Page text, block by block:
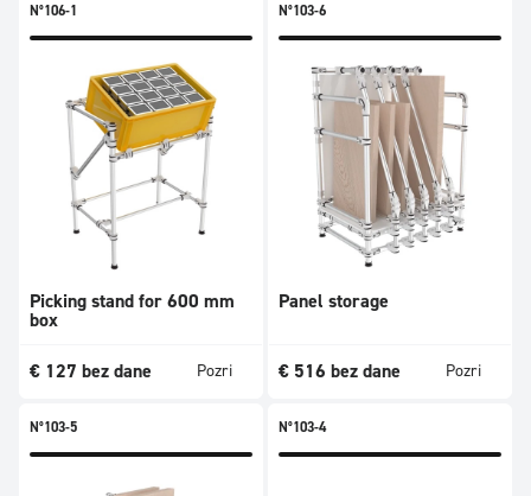
N°106-1
Picking stand for 600 mm
box
€ 127 bez dane Pozri
N°103-6
Panel storage
€ 516 bez dane Pozri
N°103-5 N°103-4